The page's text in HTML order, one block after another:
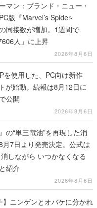
マン：ブランド・ニュー・
版『Marvel’s Spider-
同接数が増加。1週間で
人」に上昇
2026年8月6日
を使用した、PC向け新作
が始動。続報は8月12日に
公開
2026年8月6日
の“単三電池”を再現した消
月7日より発売決定。公式は
消しながら いつかなくなる
紹介
2026年8月6日
】ニンゲンとオバケに分かれ